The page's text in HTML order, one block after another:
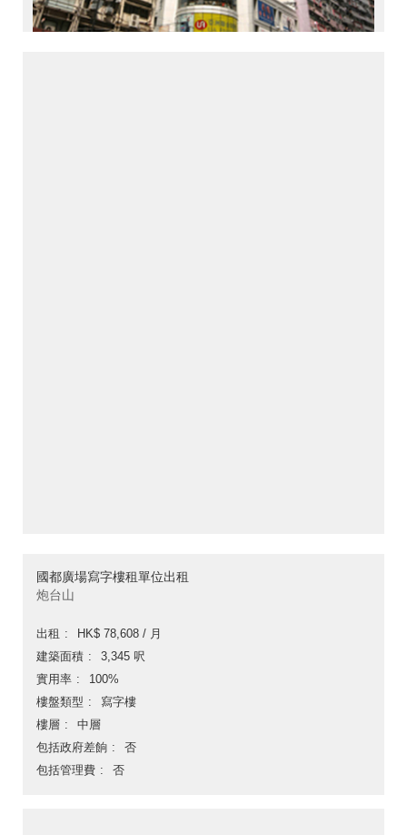
國都廣場寫字樓租單位出租
炮台山
出租
HK$ 78,608 / 月
建築面積
3,345 呎
實用率
100%
樓盤類型
寫字樓
樓層
中層
包括政府差餉
否
包括管理費
否